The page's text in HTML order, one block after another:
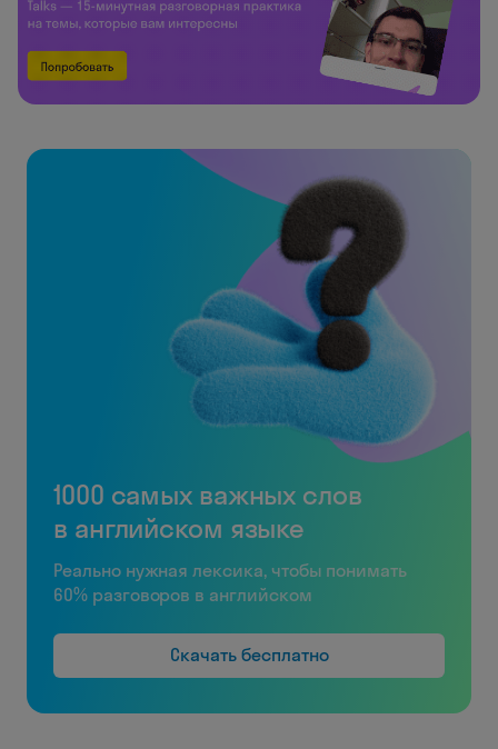
1000 самых важных слов
в английском языке
Реально нужная лексика, чтобы понимать
60% разговоров в английском
Скачать бесплатно